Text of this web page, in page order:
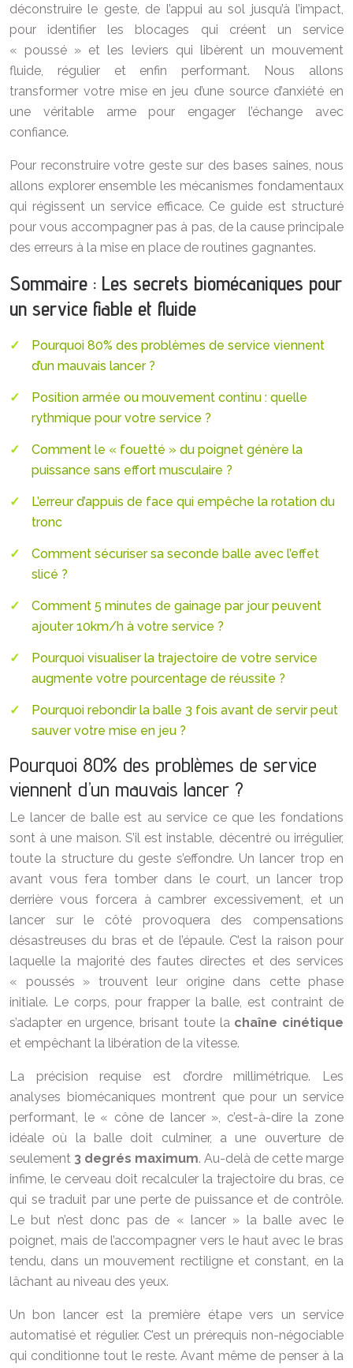
déconstruire le geste, de l’appui au sol jusqu’à l’impact,
pour identifier les blocages qui créent un service
« poussé » et les leviers qui libèrent un mouvement
fluide, régulier et enfin performant. Nous allons
transformer votre mise en jeu d’une source d’anxiété en
une véritable arme pour engager l’échange avec
confiance.
Pour reconstruire votre geste sur des bases saines, nous
allons explorer ensemble les mécanismes fondamentaux
qui régissent un service efficace. Ce guide est structuré
pour vous accompagner pas à pas, de la cause principale
des erreurs à la mise en place de routines gagnantes.
Sommaire : Les secrets biomécaniques pour
un service fiable et fluide
Pourquoi 80% des problèmes de service viennent
d’un mauvais lancer ?
Position armée ou mouvement continu : quelle
rythmique pour votre service ?
Comment le « fouetté » du poignet génère la
puissance sans effort musculaire ?
L’erreur d’appuis de face qui empêche la rotation du
tronc
Comment sécuriser sa seconde balle avec l’effet
slicé ?
Comment 5 minutes de gainage par jour peuvent
ajouter 10km/h à votre service ?
Pourquoi visualiser la trajectoire de votre service
augmente votre pourcentage de réussite ?
Pourquoi rebondir la balle 3 fois avant de servir peut
sauver votre mise en jeu ?
Pourquoi 80% des problèmes de service
viennent d’un mauvais lancer ?
Le lancer de balle est au service ce que les fondations
sont à une maison. S’il est instable, décentré ou irrégulier,
toute la structure du geste s’effondre. Un lancer trop en
avant vous fera tomber dans le court, un lancer trop
derrière vous forcera à cambrer excessivement, et un
lancer sur le côté provoquera des compensations
désastreuses du bras et de l’épaule. C’est la raison pour
laquelle la majorité des fautes directes et des services
« poussés » trouvent leur origine dans cette phase
initiale. Le corps, pour frapper la balle, est contraint de
s’adapter en urgence, brisant toute la chaîne cinétique
et empêchant la libération de la vitesse.
La précision requise est d’ordre millimétrique. Les
analyses biomécaniques montrent que pour un service
performant, le « cône de lancer », c’est-à-dire la zone
idéale où la balle doit culminer, a une ouverture de
seulement 3 degrés maximum. Au-delà de cette marge
infime, le cerveau doit recalculer la trajectoire du bras, ce
qui se traduit par une perte de puissance et de contrôle.
Le but n’est donc pas de « lancer » la balle avec le
poignet, mais de l’accompagner vers le haut avec le bras
tendu, dans un mouvement rectiligne et constant, en la
lâchant au niveau des yeux.
Un bon lancer est la première étape vers un service
automatisé et régulier. C’est un prérequis non-négociable
qui conditionne tout le reste. Avant même de penser à la